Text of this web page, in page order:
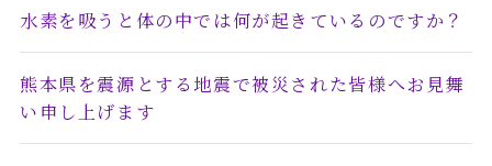
水素を吸うと体の中では何が起きているのですか？
熊本県を震源とする地震で被災された皆様へお見舞
い申し上げます